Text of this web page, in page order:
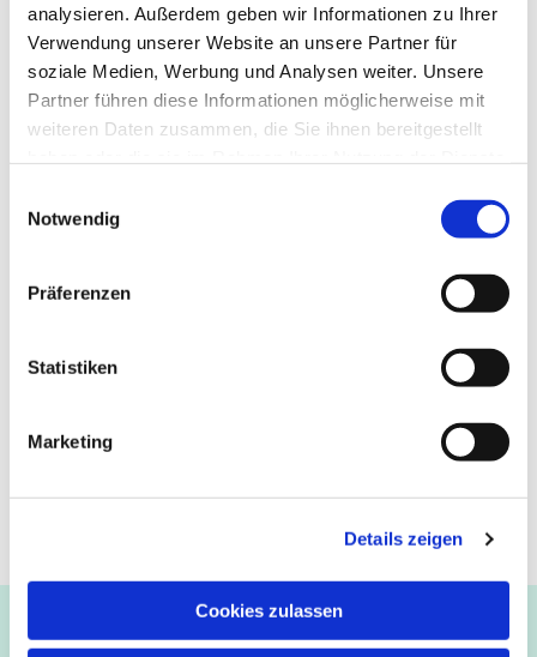
analysieren. Außerdem geben wir Informationen zu Ihrer
Verwendung unserer Website an unsere Partner für
soziale Medien, Werbung und Analysen weiter. Unsere
Partner führen diese Informationen möglicherweise mit
weiteren Daten zusammen, die Sie ihnen bereitgestellt
Notwendig
Präferenzen
Statistiken
Marketing
Details zeigen
Cookies zulassen
Pfarrer Thomas Walter
Ev.-luth. Kirchengemeinde Paderborn